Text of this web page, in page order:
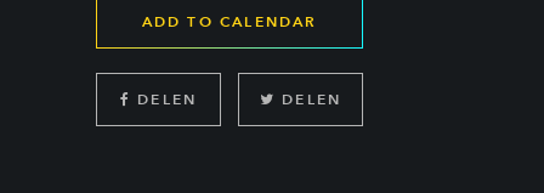
ADD TO CALENDAR
DELEN DELEN